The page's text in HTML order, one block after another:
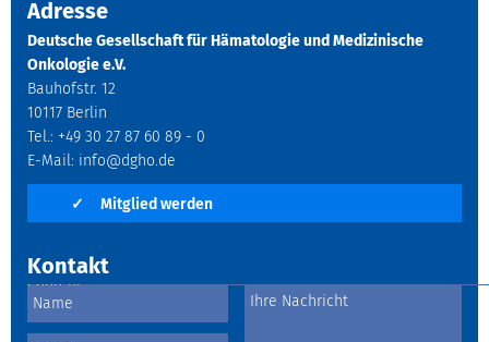
Adresse
Deutsche Gesellschaft für Hämatologie und Medizinische
Onkologie e.V.
Bauhofstr. 12
10117 Berlin
Tel.: +49 30 27 87 60 89 - 0
E-Mail: info@dgho.de
✓ Mitglied werden
Kontakt